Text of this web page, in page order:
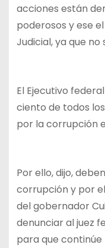
acciones están
poderosos y ese
Judicial, ya que no
El Ejecutivo
ciento de todos
por la corrupción
Por ello, dijo,
corrupción y por
del gobernador
denunciar al juez
para que